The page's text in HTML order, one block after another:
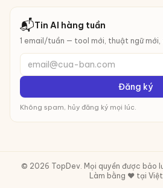
📬Tin AI hàng tuần
1 email/tuần — tool mới, thuật ngữ mới,
email@cua-ban.com
Đăng ký
Không spam, hủy đăng ký mọi lúc.
© 2026 TopDev. Mọi quyền được bảo
Làm bằng ❤️ tại